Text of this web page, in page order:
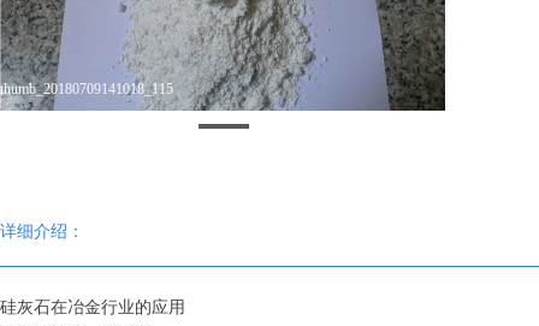
thumb_20180709141018_115
详细介绍：
硅灰石在冶金行业的应用